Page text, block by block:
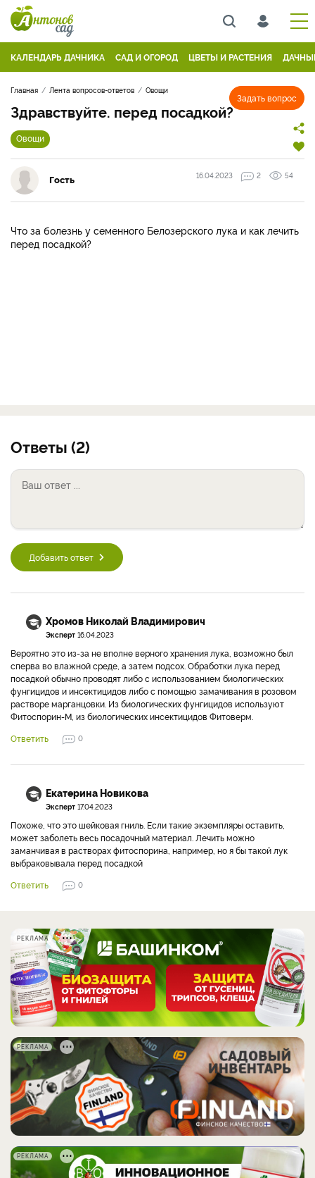
КАЛЕНДАРЬ ДАЧНИКА САД И ОГОРОД ЦВЕТЫ И РАСТЕНИЯ
Задать вопрос
Главная Лента вопросов-ответов Овощи
Здравствуйте. перед посадкой?
Овощи
Гость 16.04.2023 2 54
Что за болезнь у семенного Белозерского лука и как лечить
перед посадкой?
Ответы (2)
Добавить ответ
Хромов Николай Владимирович
Эксперт 16.04.2023
Вероятно это из-за не вполне верного хранения лука, возможно был
сперва во влажной среде, а затем подсох. Обработки лука перед
посадкой обычно проводят либо с использованием биологических
фунгицидов и инсектицидов либо с помощью замачивания в розовом
растворе марганцовки. Из биологических фунгицидов используют
Фитоспорин-М, из биологических инсектицидов Фитоверм.
Ответить
0
Екатерина Новикова
Эксперт 17.04.2023
Похоже, что это шейковая гниль. Если такие экземпляры оставить,
может заболеть весь посадочный материал. Лечить можно
заманчивая в растворах фитоспорина, например, но я бы такой лук
выбраковывала перед посадкой
Ответить
0
РЕКЛАМА
РЕКЛАМА
РЕКЛАМА